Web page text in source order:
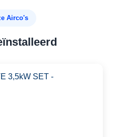
Airco's